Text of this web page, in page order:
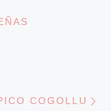
COGOLLU